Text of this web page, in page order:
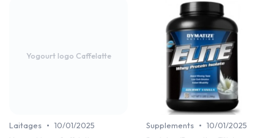
Yogourt Iogo Caffelatte
Laitages • 10/01/2025
Supplements • 10/01/2025